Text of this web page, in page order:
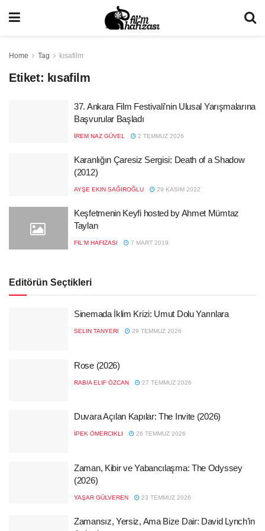
Home Tag kısafilm
Etiket: kısafilm
37. Ankara Film Festivali’nin Ulusal Yarışmalarına
Başvurular Başladı
İREM NAZ GÜVEL 2 TEMMUZ 2026
Karanlığın Çaresiz Sergisi: Death of a Shadow
(2012)
AYŞE EKIN SAĞIROĞLU 29 KASIM 2022
Keşfetmenin Keyfi hosted by Ahmet Mümtaz
Taylan
FIL'M HAFIZASI 7 MART 2019
Editörün Seçtikleri
Sinemada İklim Krizi: Umut Dolu Yarınlara
SELIN TANYERI 29 TEMMUZ 2026
Rose (2026)
RABIA ELIF ÖZCAN 27 TEMMUZ 2026
Duvara Açılan Kapılar: The Invite (2026)
İPEK ÖMERCIKLI 26 TEMMUZ 2026
Zaman, Kibir ve Yabancılaşma: The Odyssey
(2026)
YAŞAR GÜLVEREN 23 TEMMUZ 2026
Zamansız, Yersiz, Ama Bize Dair: David Lynch’in